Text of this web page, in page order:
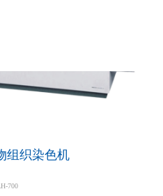
组织染色机
700